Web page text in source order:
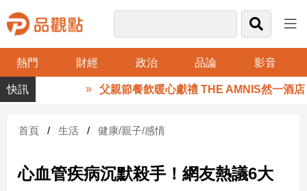
熱門 財經 政治 品論 影音
品
觀
財
台
父親節餐飲暖心獻禮 THE AMNIS然一酒店「
首頁 生活 健康/親子/感情
心血管疾病沉默殺手！網友熱議6大